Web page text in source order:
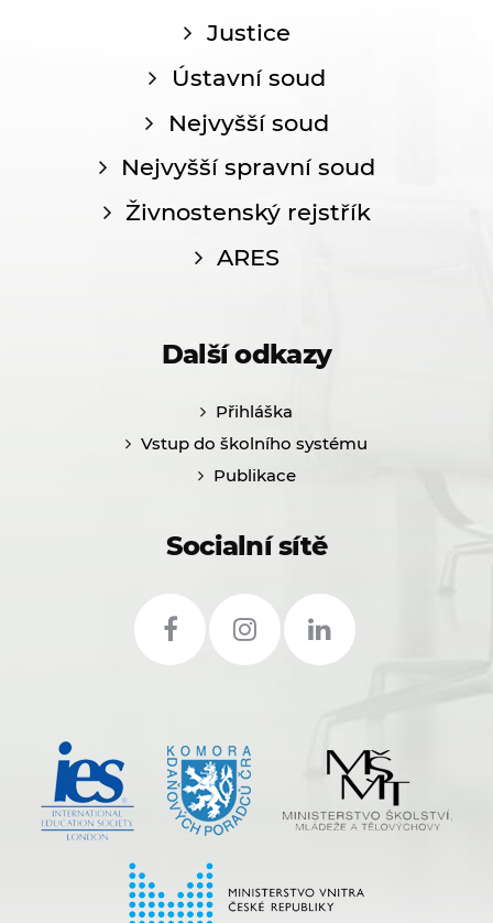
Justice
Ústavní soud
Nejvyšší soud
Nejvyšší spravní soud
Živnostenský rejstřík
ARES
Další odkazy
Přihláška
Vstup do školního systému
Publikace
Socialní sítě